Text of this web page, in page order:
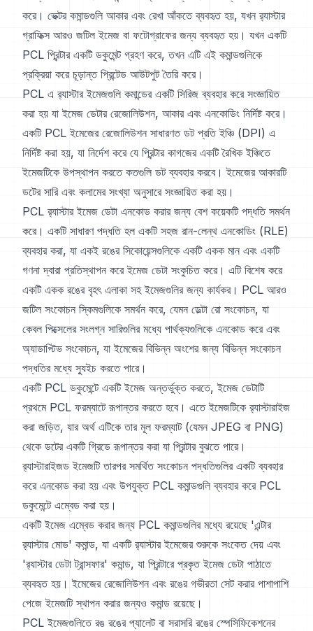
করে। ভেক্টর কমান্ডগুলি আকার এবং রেখা আঁকতে ব্যবহৃত হয়, যখন র‍্যাস্টার
গ্রাফিক্স আরও জটিল ইমেজ বা ফটোগ্রাফের জন্য ব্যবহৃত হয়। যখন একটি
PCL প্রিন্টার একটি ডকুমেন্ট গ্রহণ করে, তখন এটি এই কমান্ডগুলিকে
প্রক্রিয়া করে চূড়ান্ত প্রিন্টেড আউটপুট তৈরি করে।
PCL এ র‍্যাস্টার ইমেজগুলি কমান্ডের একটি সিরিজ ব্যবহার করে সংজ্ঞায়িত
করা হয় যা ইমেজ ডেটার রেজোলিউশন, আকার এবং এনকোডিং নির্দিষ্ট করে।
একটি PCL ইমেজের রেজোলিউশন সাধারণত ডট প্রতি ইঞ্চি (DPI) এ
নির্দিষ্ট করা হয়, যা নির্দেশ করে যে প্রিন্টার কাগজের একটি রৈখিক ইঞ্চিতে
ইমেজটিকে উপস্থাপন করতে কতগুলি ডট ব্যবহার করবে। ইমেজের আকারটি
ডটের সারি এবং কলামের সংখ্যা অনুসারে সংজ্ঞায়িত করা হয়।
PCL র‍্যাস্টার ইমেজ ডেটা এনকোড করার জন্য বেশ কয়েকটি পদ্ধতি সমর্থন
করে। একটি সাধারণ পদ্ধতি হল একটি সহজ রান-লেন্থ এনকোডিং (RLE)
ব্যবহার করা, যা একই রঙের সিকোয়েন্সগুলিকে একটি একক মান এবং একটি
গণনা দ্বারা প্রতিস্থাপন করে ইমেজ ডেটা সংকুচিত করে। এটি বিশেষ করে
একটি একক রঙের বৃহৎ এলাকা সহ ইমেজগুলির জন্য কার্যকর। PCL আরও
জটিল সংকোচন স্কিমগুলিকে সমর্থন করে, যেমন ডেল্টা রো সংকোচন, যা
কেবল পিক্সেলের সংলগ্ন সারিগুলির মধ্যে পার্থক্যগুলিকে এনকোড করে এবং
অ্যাডাপ্টিভ সংকোচন, যা ইমেজের বিভিন্ন অংশের জন্য বিভিন্ন সংকোচন
পদ্ধতির মধ্যে স্যুইচ করতে পারে।
একটি PCL ডকুমেন্টে একটি ইমেজ অন্তর্ভুক্ত করতে, ইমেজ ডেটাটি
প্রথমে PCL ফরম্যাটে রূপান্তর করতে হবে। এতে ইমেজটিকে র‍্যাস্টারাইজ
করা জড়িত, যার অর্থ এটিকে তার মূল ফরম্যাট (যেমন JPEG বা PNG)
থেকে ডটের একটি গ্রিডে রূপান্তর করা যা প্রিন্টার বুঝতে পারে।
র‍্যাস্টারাইজড ইমেজটি তারপর সমর্থিত সংকোচন পদ্ধতিগুলির একটি ব্যবহার
করে এনকোড করা হয় এবং উপযুক্ত PCL কমান্ডগুলি ব্যবহার করে PCL
ডকুমেন্টে এম্বেড করা হয়।
একটি ইমেজ এম্বেড করার জন্য PCL কমান্ডগুলির মধ্যে রয়েছে 'এন্টার
র‍্যাস্টার মোড' কমান্ড, যা একটি র‍্যাস্টার ইমেজের শুরুকে সংকেত দেয় এবং
'র‍্যাস্টার ডেটা ট্রান্সফার' কমান্ড, যা প্রিন্টারে প্রকৃত ইমেজ ডেটা পাঠাতে
ব্যবহৃত হয়। ইমেজের রেজোলিউশন এবং রঙের গভীরতা সেট করার পাশাপাশি
পেজে ইমেজটি স্থাপন করার জন্যও কমান্ড রয়েছে।
PCL ইমেজগুলিতে রঙ রঙের প্যালেট বা সরাসরি রঙের স্পেসিফিকেশনের